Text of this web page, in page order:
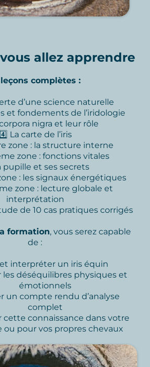
allez apprendre
leçons complètes :
d’une science naturelle
et fondements de l’iridologie
nigra et leur rôle
4️⃣ La carte de l’iris
zone : la structure interne
zone : fonctions vitales
pupille et ses secrets
: les signaux énergétiques
zone : lecture globale et
interprétation
de 10 cas pratiques corrigés
formation, vous serez capable
de :
interpréter un iris équin
déséquilibres physiques et
émotionnels
un compte rendu d’analyse
complet
cette connaissance dans votre
ou pour vos propres chevaux